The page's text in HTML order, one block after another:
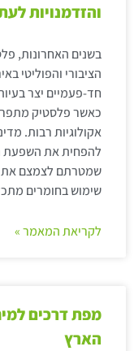
והזדמנויות
בשנים האחרונות,
הציבורי והפוליטי
חד-פעמיים יצר
כאשר פלסטיק
אקולוגיות רבות.
להפחית את השפעת
שמטרתם לצמצם את
שימוש בחומרים
לקריאת המאמר »
מפת דרכים
הארץ